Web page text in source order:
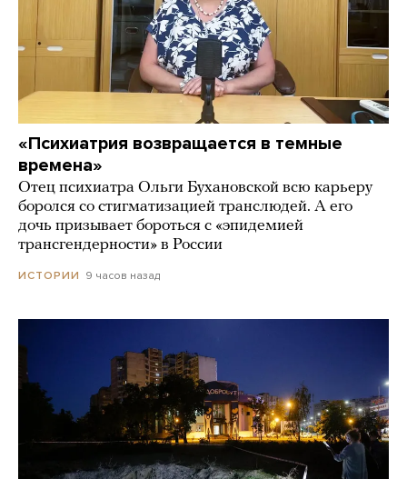
«Психиатрия возвращается в темные
времена»
Отец психиатра Ольги Бухановской всю карьеру
боролся со стигматизацией транслюдей. А его
дочь призывает бороться с «эпидемией
трансгендерности» в России
ИСТОРИИ 9 часов назад